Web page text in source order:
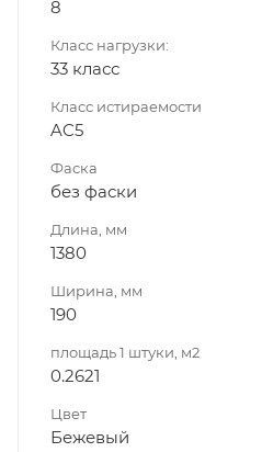
8
Класс нагрузки:
33 класс
Класс истираемости
AC5
Фаска
без фаски
Длина, мм
1380
Ширина, мм
190
площадь 1 штуки, м2
0.2621
Цвет
Бежевый